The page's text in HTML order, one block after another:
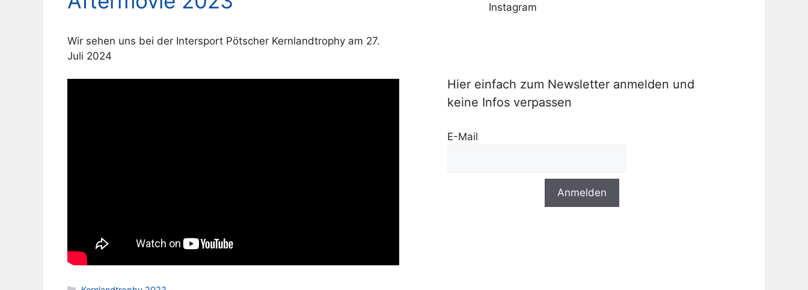
Wir sehen uns bei der Intersport Pötscher Kernlandtrophy am 27.
Juli 2024
Instagram
Hier einfach zum Newsletter anmelden und
keine Infos verpassen
E-Mail
Anmelden